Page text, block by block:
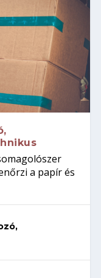
a papír és